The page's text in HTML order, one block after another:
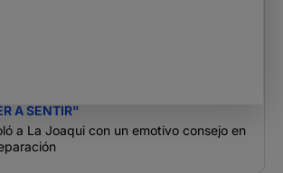
A SENTIR"
a La Joaqui con un emotivo consejo en